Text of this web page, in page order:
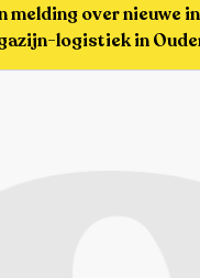
melding over nieuwe
logistiek in